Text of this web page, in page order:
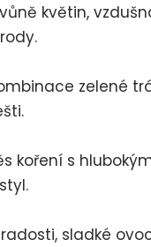
květin,
zelené
koření s
sladké